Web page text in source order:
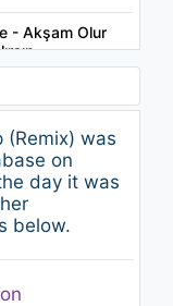
- Akşam Olur
ago
- Feryat
ago
(Remix) was
on
day it was
below.